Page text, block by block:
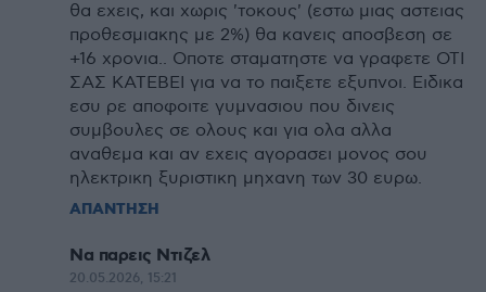
θα εχεις, και χωρις 'τοκους' (εστω μιας αστειας
προθεσμιακης με 2%) θα κανεις αποσβεση σε
+16 χρονια.. Οποτε σταματηστε να γραφετε ΟΤΙ
ΣΑΣ ΚΑΤΕΒΕΙ για να το παιξετε εξυπνοι. Ειδικα
εσυ ρε αποφοιτε γυμνασιου που δινεις
συμβουλες σε ολους και για ολα αλλα
αναθεμα και αν εχεις αγορασει μονος σου
ηλεκτρικη ξυριστικη μηχανη των 30 ευρω.
ΑΠΑΝΤΗΣΗ
Να παρεις Ντιζελ
20.05.2026, 15:21